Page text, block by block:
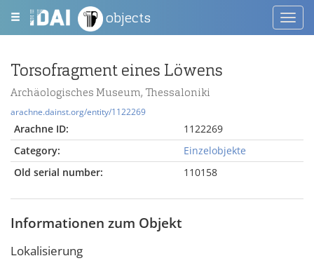
objects
Torsofragment eines Löwens
Archäologisches Museum, Thessaloniki
arachne.dainst.org/entity/1122269
Arachne ID:
1122269
Category:
Einzelobjekte
Old serial number:
110158
Informationen zum Objekt
Lokalisierung